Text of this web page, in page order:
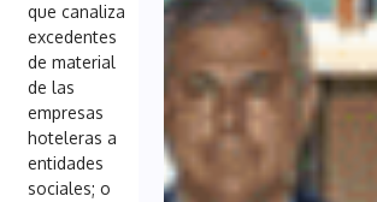
que canaliza
excedentes
de material
de las
empresas
hoteleras a
entidades
sociales; o